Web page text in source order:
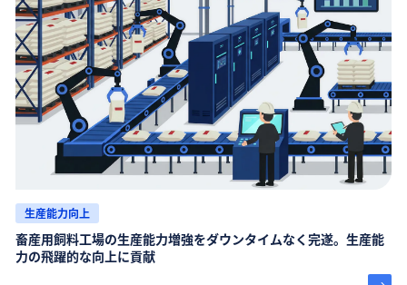
生産能力向上
畜産用飼料工場の生産能力増強をダウンタイムなく完遂。生産能
力の飛躍的な向上に貢献